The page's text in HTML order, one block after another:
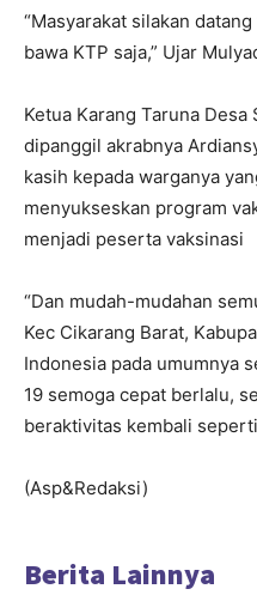
“Masyarakat silakan
bawa KTP saja,” Ujar
Ketua Karang Taruna Desa
dipanggil akrabnya
kasih kepada warganya
menyukseskan program
menjadi peserta vaksinasi
“Dan mudah-mudahan
Kec Cikarang Barat,
Indonesia pada umumnya
19 semoga cepat berlalu,
beraktivitas kembali
(Asp&Redaksi)
Berita Lainnya